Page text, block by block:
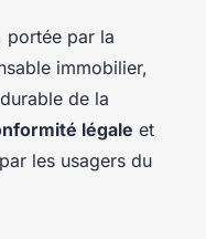
portée par la
immobilier,
de la
légale et
les usagers du